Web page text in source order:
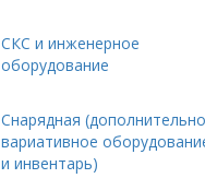
СКС и инженерное
оборудование
Снарядная
вариативное
и инвентарь)